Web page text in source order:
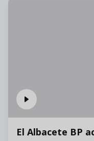
El Albacete BP